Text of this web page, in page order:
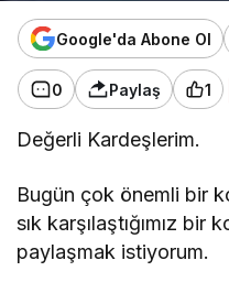
Google'da Abone Ol
0 Paylaş 1
Değerli Kardeşlerim.
Bugün çok önemli bir
sık karşılaştığımız bir
paylaşmak istiyorum.